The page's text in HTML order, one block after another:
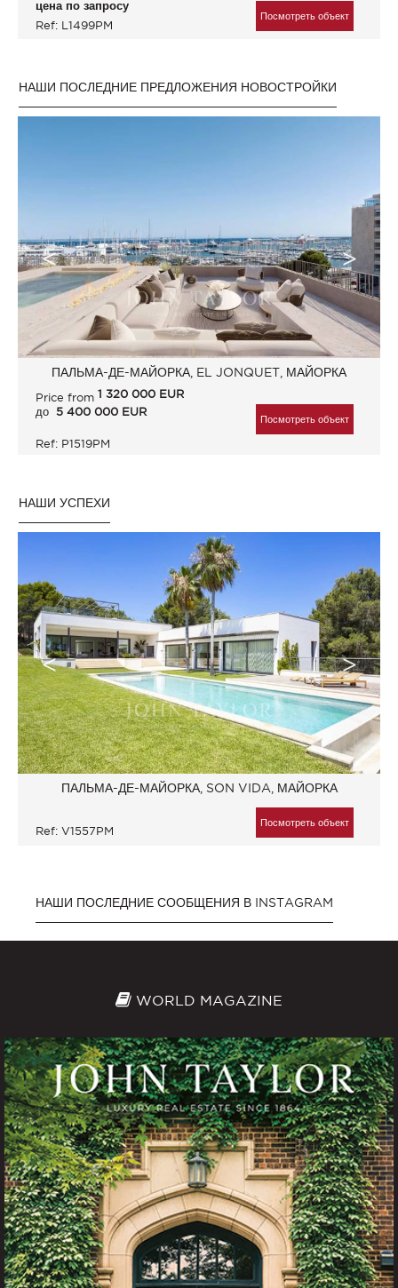
цена по запросу
Ref: L1499PM
Посмотреть объект
НАШИ ПОСЛЕДНИЕ ПРЕДЛОЖЕНИЯ НОВОСТРОЙКИ
ПАЛЬМА-ДЕ-МАЙОРКА, EL JONQUET, МАЙОРКА
Price from 1 320 000 EUR
до 5 400 000 EUR
Ref: P1519PM
Посмотреть объект
НАШИ УСПЕХИ
ПАЛЬМА-ДЕ-МАЙОРКА, SON VIDA, МАЙОРКА
Ref: V1557PM
Посмотреть объект
НАШИ ПОСЛЕДНИЕ СООБЩЕНИЯ В INSTAGRAM
WORLD MAGAZINE